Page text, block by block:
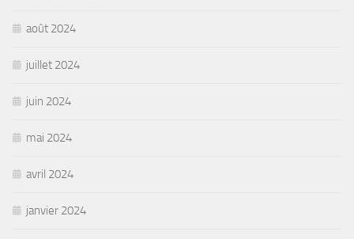
août 2024
juillet 2024
juin 2024
mai 2024
avril 2024
janvier 2024